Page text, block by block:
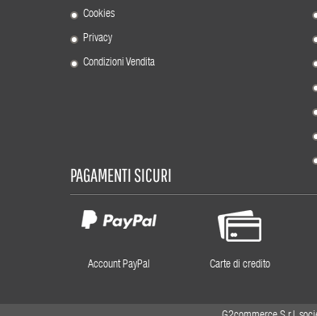
Cookies
Privacy
Condizioni Vendita
PAGAMENTI SICURI
Account PayPal Carte di credito